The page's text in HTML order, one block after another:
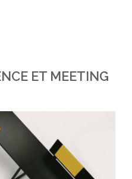
ET MEETING